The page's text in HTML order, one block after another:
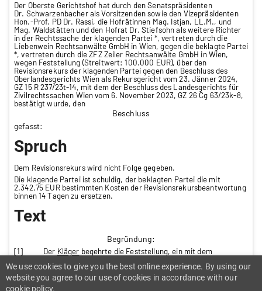
Der Oberste Gerichtshof hat durch den Senatspräsidenten
Dr. Schwarzenbacher als Vorsitzenden sowie den Vizepräsidenten
Hon.-Prof. PD Dr. Rassi, die Hofrätinnen Mag. Istjan, LL.M., und
Mag. Waldstätten und den Hofrat Dr. Stiefsohn als weitere Richter
in der Rechtssache der klagenden Partei *, vertreten durch die
Liebenwein Rechtsanwälte GmbH in Wien, gegen die beklagte Partei
*, vertreten durch die ZFZ Zeiler Rechtsanwälte GmbH in Wien,
wegen Feststellung (Streitwert: 100.000 EUR), über den
Revisionsrekurs der klagenden Partei gegen den Beschluss des
Oberlandesgerichts Wien als Rekursgericht vom 23. Jänner 2024,
GZ 15 R 237/23t-14, mit dem der Beschluss des Landesgerichts für
Zivilrechtssachen Wien vom 6. November 2023, GZ 26 Cg 63/23k-8,
bestätigt wurde, den
Beschluss
gefasst:
Spruch
Dem Revisionsrekurs wird nicht Folge gegeben.
Die klagende Partei ist schuldig, der beklagten Partei die mit
2.342,75 EUR bestimmten Kosten der Revisionsrekursbeantwortung
binnen 14 Tagen zu ersetzen.
Text
Begründung:
[1] Der Kläger begehrte die Feststellung, ein mit dem
(wirksame) Schiedsklausel.
[2] DerBeklagtebeantragte die Zurückweisung der Klage und
hilfsweise die Abweisung des Klagebegehrens. Er entgegnete unter
We use cookies to give you the best online experience. By using our
website you agree to our use of cookies in accordance with our
cookie policy.